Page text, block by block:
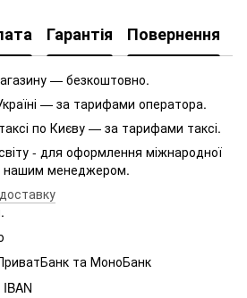
Гарантія Повернення
— безкоштовно.
— за тарифами оператора.
по Києву — за тарифами таксі.
- для оформлення міжнародної
нашим менеджером.
та МоноБанк